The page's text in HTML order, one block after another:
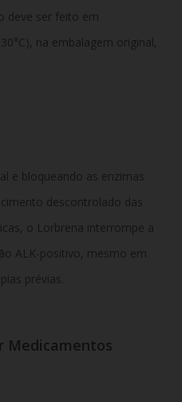
deve ser feito em
na embalagem original,
e bloqueando as enzimas
descontrolado das
o Lorbrena interrompe a
ALK-positivo, mesmo em
prévias.
Medicamentos